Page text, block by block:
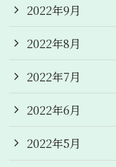
2022年9月
2022年8月
2022年7月
2022年6月
2022年5月